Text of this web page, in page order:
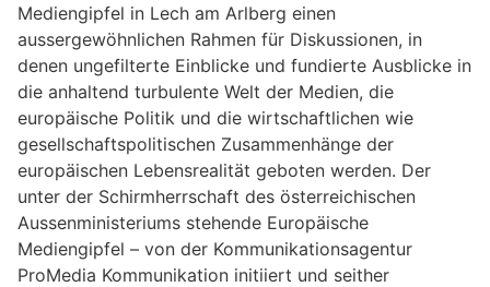
Mediengipfel in Lech am Arlberg einen
aussergewöhnlichen Rahmen für Diskussionen, in
denen ungefilterte Einblicke und fundierte Ausblicke in
die anhaltend turbulente Welt der Medien, die
europäische Politik und die wirtschaftlichen wie
gesellschaftspolitischen Zusammenhänge der
europäischen Lebensrealität geboten werden. Der
unter der Schirmherrschaft des österreichischen
Aussenministeriums stehende Europäische
Mediengipfel – von der Kommunikationsagentur
ProMedia Kommunikation initiiert und seither